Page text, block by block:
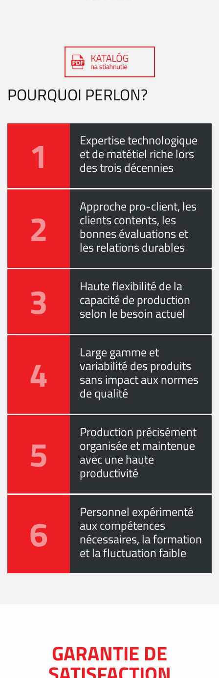
POURQUOI PERLON?
1 Expertise technologique
et de matétiel riche lors
des trois décennies
2 Approche pro-client, les
clients contents, les
bonnes évaluations et
les relations durables
3 Haute flexibilité de la
capacité de production
selon le besoin actuel
4 Large gamme et
variabilité des produits
sans impact aux normes
de qualité
5 Production précisément
organisée et maintenue
avec une haute
productivité
6 Personnel expérimenté
aux compétences
nécessaires, la formation
et la fluctuation faible
GARANTIE DE